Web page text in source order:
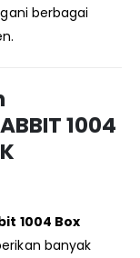
berbagai
1004
1004 Box
banyak